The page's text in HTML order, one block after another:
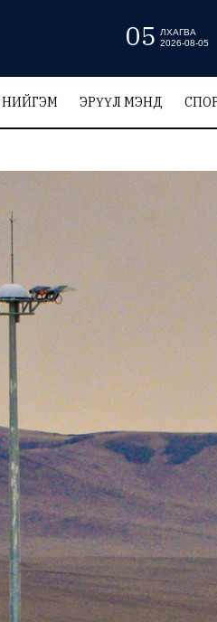
05
ЛХАГВА
2026-08-05
НИЙГЭМ ЭРҮҮЛ МЭНД